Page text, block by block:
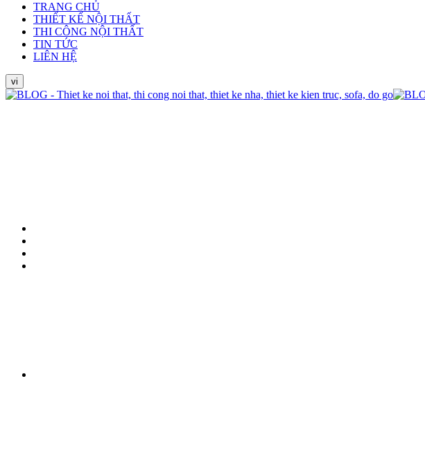
TRANG CHỦ
THIẾT KẾ NỘI THẤT
THI CÔNG NỘI THẤT
TIN TỨC
LIÊN HỆ
vi